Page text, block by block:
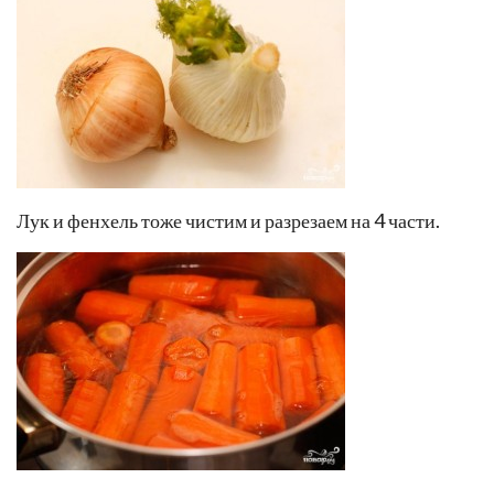
Лук и фенхель тоже чистим и разрезаем на 4 части.